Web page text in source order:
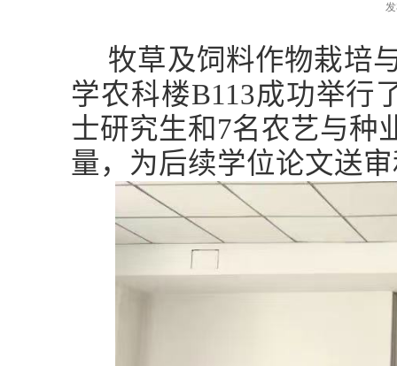
牧草及饲料作物栽培
学农科楼B113成功举行
士研究生和 7名农艺与种
量，为后续学位论文送